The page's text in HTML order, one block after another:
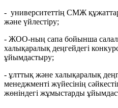
- университеттің СМЖ
және үйлестіру;
- ЖОО-ның сапа бойынша
халықаралық деңгейдегі
ұйымдастыру;
- ұлттық және халықаралық
менеджменті жүйесінің
жөніндегі жұмыстарды